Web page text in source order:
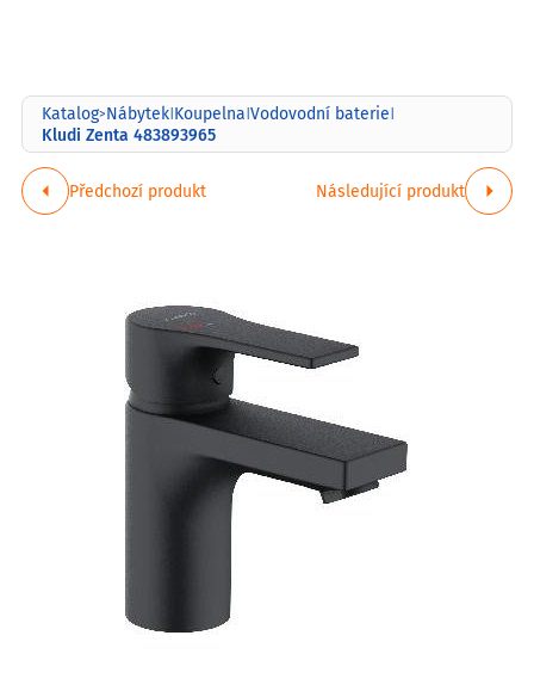
Katalog>Nábytek|Koupelna|Vodovodní baterie|
Kludi Zenta 483893965
Předchozí produkt Následující produkt